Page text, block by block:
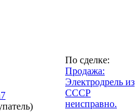
По сделке:
Продажа:
Электродрель из
СССР
неисправно.